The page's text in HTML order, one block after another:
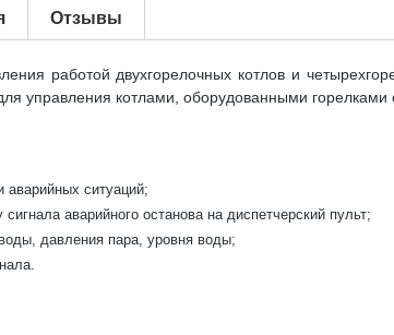
Отзывы
работой двухгорелочных котлов и
управления котлами, оборудованными горелками
аварийных ситуаций;
аварийного останова на диспетчерский пульт;
давления пара, уровня воды;